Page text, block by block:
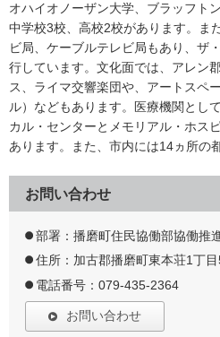
オハイオノーザン大学、ブラッフト
中学校3校、高校2校があります。ま
ビ局、ケーブルテレビ局もあり、ザ
行しています。文化面では、アレン
ス、ライマ交響楽団や、アートスペ
ル）などもあります。医療機関とし
カル・センターとメモリアル・ホス
あります。また、市内には14ヵ所の
お問い合わせ
部署：播磨町住民協働部協働推
住所：加古郡播磨町東本荘1丁
電話番号：079-435-2364
お問い合わせ